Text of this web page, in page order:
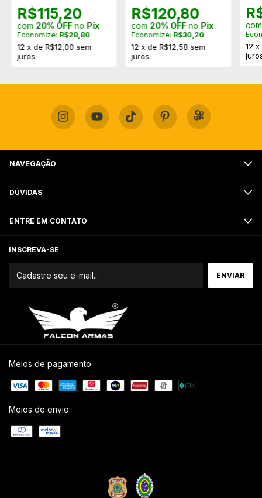
R$115,20
com 20% OFFno Pix
Economize: R$28,80
12 x de R$12,00 sem
juros
R$120,80
com 20% OFFno Pix
Economize: R$30,20
12 xdeR$12,58 sem
juros
12 x
NAVEGAÇÃO
DÚVIDAS
ENTRE EM CONTATO
INSCREVA-SE
Meios de pagamento
Meios de envio